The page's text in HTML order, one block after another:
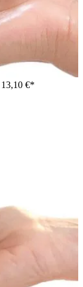
13,10 €*